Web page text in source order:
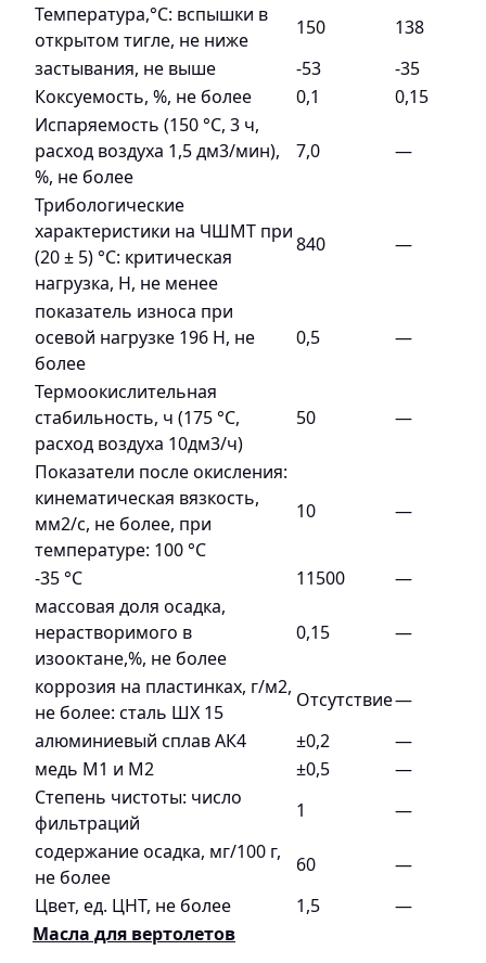
Температура,°С: вспышки в
открытом тигле, не ниже
150
138
застывания, не выше
-53
-35
Коксуемость, %, не более
0,1
0,15
Испаряемость (150 °С, 3 ч,
расход воздуха 1,5 дм3/мин),
%, не более
7,0 —
Трибологические
характеристики на ЧШМТ при
(20 ± 5) °С: критическая
нагрузка, Н, не менее
840 —
показатель износа при
осевой нагрузке 196 Н, не
более
0,5 —
Термоокислительная
стабильность, ч (175 °С,
расход воздуха 10дм3/ч)
50 —
Показатели после окисления:
кинематическая вязкость,
мм2/с, не более, при
температуре: 100 °С
10 —
-35 °С 11500
—
массовая доля осадка,
нерастворимого в
изооктане,%, не более
0,15 —
коррозия на пластинках, г/м2,
не более: сталь ШХ 15
Отсутствие—
алюминиевый сплав АК4
±0,2
—
медь М1 и М2
±0,5
—
Степень чистоты: число
фильтраций
1
—
содержание осадка, мг/100 г,
не более
60
—
Цвет, ед. ЦНТ, не более
1,5
—
Масла для вертолетов